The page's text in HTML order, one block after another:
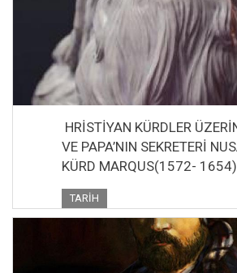
HRİSTİYAN KÜRDLER
VE PAPA’NIN SEKRETERİ
KÜRD MARQUS(1572-
TARIH